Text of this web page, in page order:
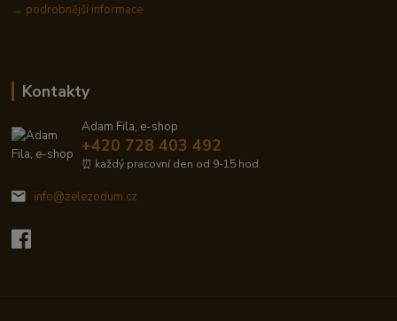
→ podrobnější informace
Kontakty
Adam Fila, e-shop
+420 728 403 492
⏰ každý pracovní den od 9-15 hod.
info@zelezodum.cz